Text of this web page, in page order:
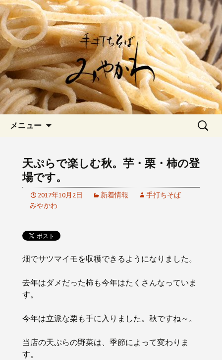
岡崎の「手打ちそば みやか
わ」のブログです
愛知県岡崎市でひっそりと佇む「手打
ちそばみやかわ」では自家製粉にこだ
わった一日十食限定の十割そばをお楽
しみいただけます。新しいそばや季節
の食材を使用した天婦羅メニューなど
新着情報はこちら
メニュー
検
天ぷらで楽しむ秋。芋・栗・柿の登
場です。
2017年10月2日 新着情報
手打ちそば
みやかわ
畑でサツマイモを収穫できるようになりました。
去年はダメだった柿も今年はたくさんなっていま
す。
今年は立派な栗も手に入りました。秋ですね～。
当店の天ぷらの野菜は、季節によって変わりま
す。